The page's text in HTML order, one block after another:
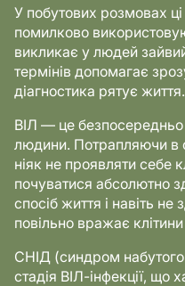
У побутових розмовах
помилково
викликає у людей
термінів допомагає
діагностика рятує життя.
ВІЛ — це безпосередньо
людини. Потрапляючи в
ніяк не проявляти себе
почуватися абсолютно
спосіб життя і навіть не
повільно вражає
СНІД (синдром
стадія ВІЛ-інфекції, що